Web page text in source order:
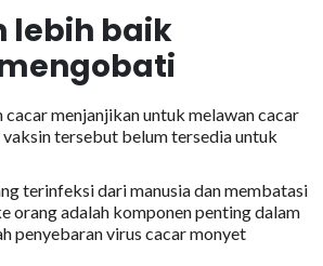
lebih baik
cacar menjanjikan untuk melawan cacar
tersebut belum tersedia untuk
terinfeksi dari manusia dan membatasi
orang adalah komponen penting dalam
penyebaran virus cacar monyet